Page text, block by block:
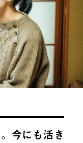
今にも活き